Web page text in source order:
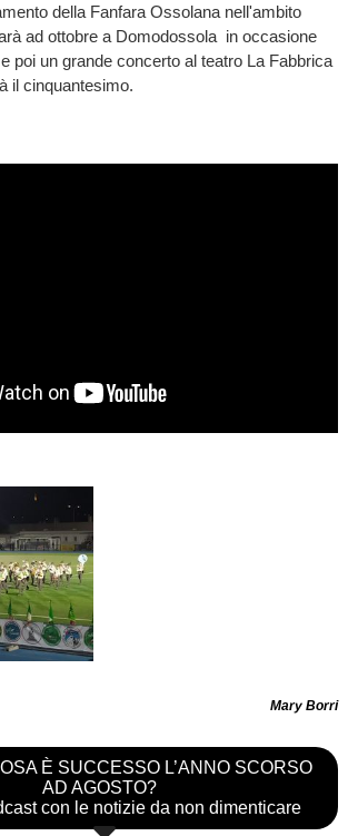
della Fanfara Ossolana nell'ambito
ad ottobre a Domodossola in occasione
poi un grande concerto al teatro La Fabbrica
il cinquantesimo.
Mary Borri
È SUCCESSO L’ANNO SCORSO
AD AGOSTO?
con le notizie da non dimenticare